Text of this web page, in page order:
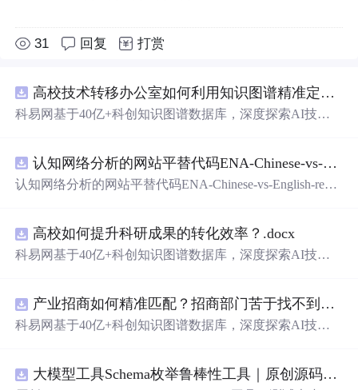
31 回复 打赏
高校技术转移办公室如何利用知识图谱精准定位产业需求与技术适配点？.docx
科易网基于40亿+科创知识图谱数据库，深度探索AI技术
新领域的AI+数智化解决方案，推动科技创新与产业创新
智能化发展。
认知网络分析的网站平替代码ENA-Chinese-vs-English-reproducible.zip
认知网络分析的网站平替代码ENA-Chinese-vs-English-repro
高校如何提升科研成果的转化效率？.docx
科易网基于40亿+科创知识图谱数据库，深度探索AI技术
新领域的AI+数智化解决方案，推动科技创新与产业创新
智能化发展。
产业招商如何精准匹配？招商部门苦于找不到符合产业链补链强链方向的目标企业怎么办？.docx
科易网基于40亿+科创知识图谱数据库，深度探索AI技术
新领域的AI+数智化解决方案，推动科技创新与产业创新大模型工具Schema枚举鲁棒性工具｜原创源码+测试+离线报告